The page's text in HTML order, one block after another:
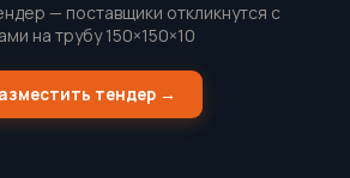
— поставщики откликнутся с
на трубу 150×150×10
тендер →